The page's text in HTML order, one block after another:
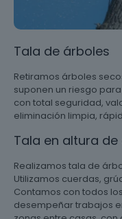
Tala de árboles
Retiramos árboles
suponen un riesgo
con total seguridad,
eliminación limpia,
Tala en altura
Realizamos tala de
Utilizamos cuerdas,
Contamos con todos
desempeñar trabajos